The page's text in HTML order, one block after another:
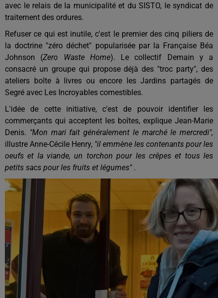
avec le relais de la municipalité et du SISTO, le syndicat de
traitement des ordures.
Refuser ce qui est inutile, c'est le premier des cinq piliers de
la doctrine "zéro déchet" popularisée par la Française Béa
Johnson (Zero Waste Home). Le collectif Demain y a
consacré un groupe qui propose déjà des "troc party", des
ateliers boîte à livres ou encore les Jardins partagés de
Segré avec Les Incroyables comestibles.
L'idée de cette initiative, c'est de pouvoir identifier les
commerçants qui acceptent les boîtes, explique Jean-Marie
Denis. "Mon mari fait généralement le marché le mercredi",
illustre Anne-Cécile Henry, "il emmène les contenants pour les
oeufs et la viande, un torchon pour les crêpes et tous les
petits sacs pour les fruits et légumes".